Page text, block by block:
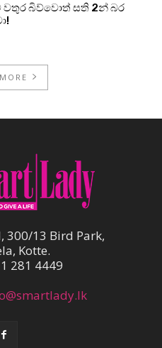
වතුර බිව්වොත් සති 2න් බර
300/13 Bird Park,
Kotte.
281 4449